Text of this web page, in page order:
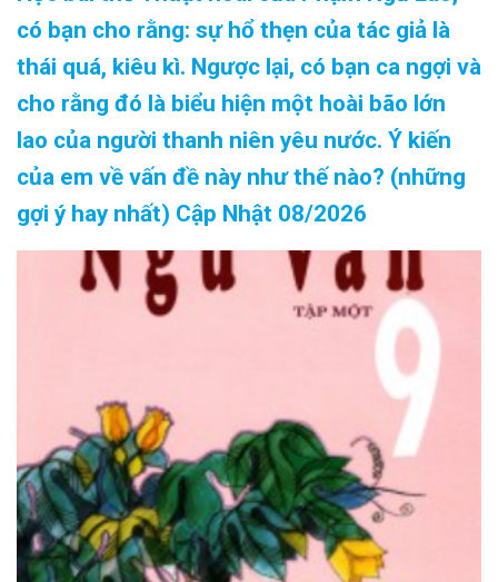
có bạn cho rằng: sự hổ thẹn của tác giả là
thái quá, kiêu kì. Ngược lại, có bạn ca ngợi và
cho rằng đó là biểu hiện một hoài bão lớn
lao của người thanh niên yêu nước. Ý kiến
của em về vấn đề này như thế nào? (những
gợi ý hay nhất) Cập Nhật 08/2026